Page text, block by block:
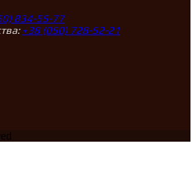
834-55-77
+38 (050) 728-52-21